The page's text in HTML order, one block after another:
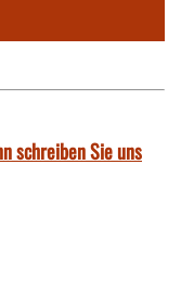
schreiben Sie uns